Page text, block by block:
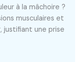
à la mâchoire ?
musculaires et
justifiant une prise